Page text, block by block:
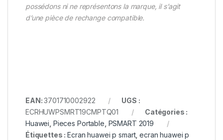
possédons ni ne représentons la marque, il s’agit
d’une pièce de rechange compatible.
EAN:3701710002922
UGS :
ECRHUWPSMRT19CMPTQ01
Catégories :
Huawei, Pieces Portable, PSMART 2019
Étiquettes :Ecran huawei p smart,ecran huawei p